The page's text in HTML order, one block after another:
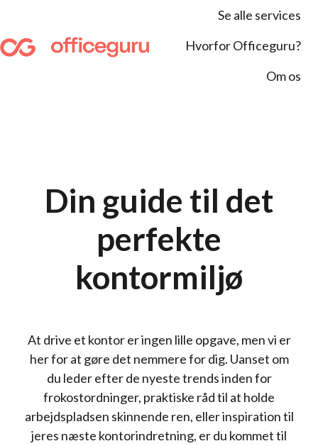
Se alle services
Hvorfor Officeguru?
Om os
Din guide til det
perfekte
kontormiljø
At drive et kontor er ingen lille opgave, men vi er
her for at gøre det nemmere for dig. Uanset om
du leder efter de nyeste trends inden for
frokostordninger, praktiske råd til at holde
arbejdspladsen skinnende ren, eller inspiration til
jeres næste kontorindretning, er du kommet til